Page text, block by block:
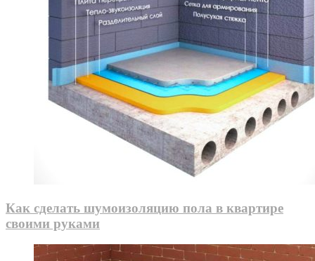
Как сделать шумоизоляцию пола в квартире
своими руками